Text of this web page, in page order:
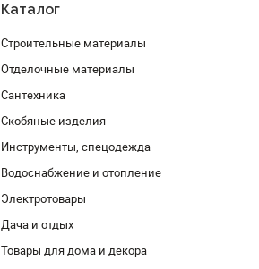
Каталог
Строительные материалы
Отделочные материалы
Сантехника
Скобяные изделия
Инструменты, спецодежда
Водоснабжение и отопление
Электротовары
Дача и отдых
Товары для дома и декора